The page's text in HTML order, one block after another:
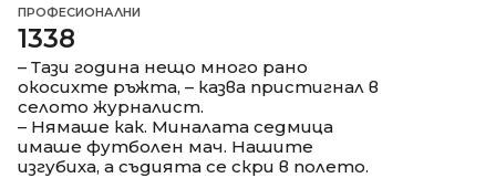
ПРОФЕСИОНАЛНИ
1338
– Тази година нещо много рано
окосихте ръжта, – казва пристигнал в
селото журналист.
– Нямаше как. Миналата седмица
имаше футболен мач. Нашите
изгубиха, а съдията се скри в полето.